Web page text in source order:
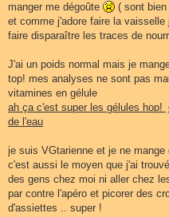
manger me dégoûte
( sont
et comme j'adore faire la
faire disparaître les traces de
J'ai un poids normal mais je
top! mes analyses ne sont pas
vitamines en gélule
ah ça c'est super les gélules hop!
de l'eau
je suis VGtarienne et je ne
c'est aussi le moyen que j'ai
des gens chez moi ni aller chez
par contre l'apéro et picorer des
d'assiettes .. super !